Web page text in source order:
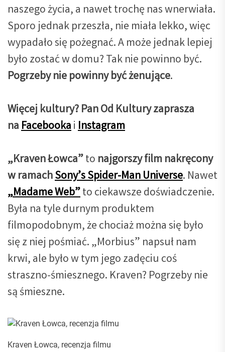
naszego życia, a nawet trochę nas wnerwiała.
Sporo jednak przeszła, nie miała lekko, więc
wypadało się pożegnać. A może jednak lepiej
było zostać w domu? Tak nie powinno być.
Pogrzeby nie powinny być żenujące.
Więcej kultury? Pan Od Kultury zaprasza
naFacebookaiInstagram
„Kraven Łowca”to najgorszy film nakręcony
w ramachSony’s Spider-Man Universe. Nawet
„Madame Web”to ciekawsze doświadczenie.
Była na tyle durnym produktem
filmopodobnym, że chociaż można się było
się z niej pośmiać. „Morbius” napsuł nam
krwi, ale było w tym jego zadęciu coś
straszno-śmiesznego. Kraven? Pogrzeby nie
są śmieszne.
Kraven Łowca, recenzja filmu